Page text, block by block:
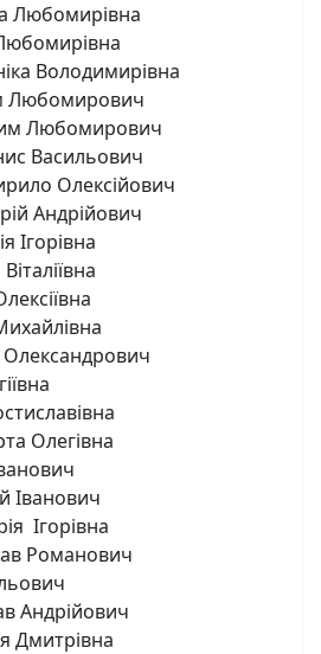
Любомирівна
Володимирівна
Любомирович
Любомирович
Васильович
Олексійович
Андрійович
Ігорівна
Олександрович
Олегівна
Іванович
Ігорівна
Романович
Андрійович
Дмитрівна